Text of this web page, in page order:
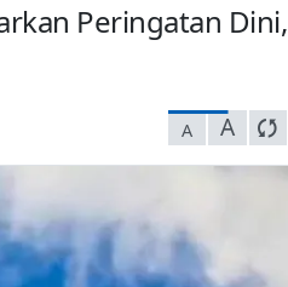
Peringatan Dini,
A A